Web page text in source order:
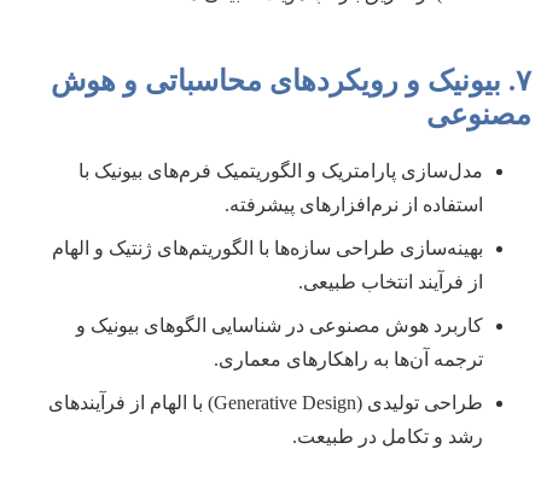
۷. بیونیک و رویکردهای محاسباتی و هوش
مصنوعی
مدل‌سازی پارامتریک و الگوریتمیک فرم‌های بیونیک با
استفاده از نرم‌افزارهای پیشرفته.
بهینه‌سازی طراحی سازه‌ها با الگوریتم‌های ژنتیک و الهام
از فرآیند انتخاب طبیعی.
کاربرد هوش مصنوعی در شناسایی الگوهای بیونیک و
ترجمه آن‌ها به راهکارهای معماری.
طراحی تولیدی (Generative Design) با الهام از فرآیندهای
رشد و تکامل در طبیعت.